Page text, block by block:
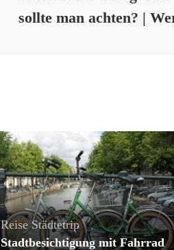
sollte man achten? |
Reise Städtetrip
Stadtbesichtigung mit Fahrrad